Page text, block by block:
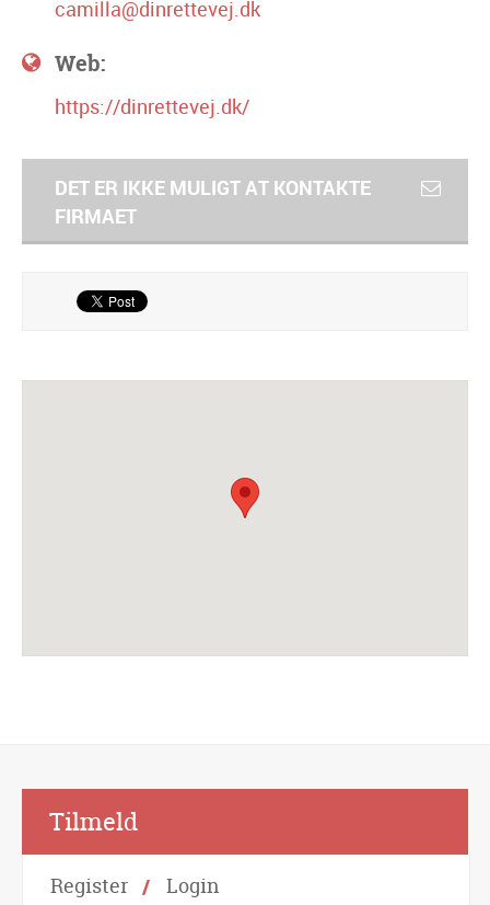
camilla@dinrettevej.dk
Web:
https://dinrettevej.dk/
DET ER IKKE MULIGT AT KONTAKTE
FIRMAET
Tilmeld
Register Login